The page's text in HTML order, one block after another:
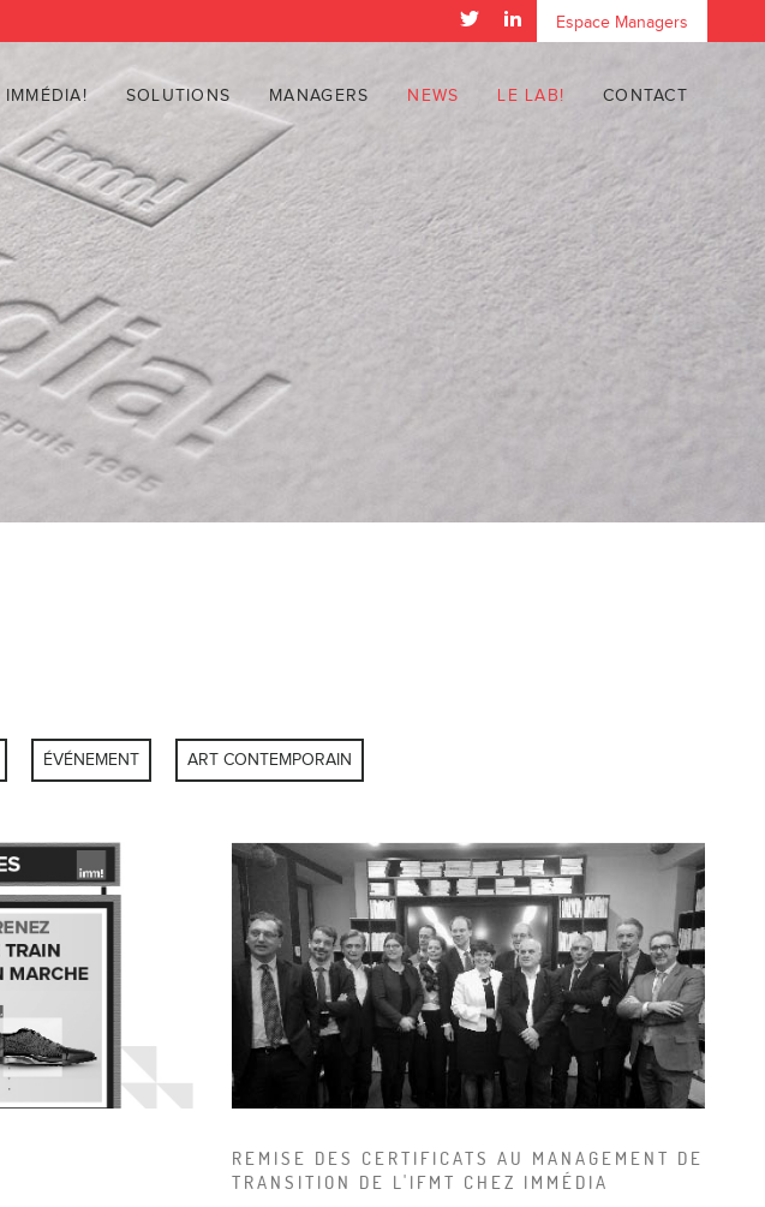
Espace Managers
IMMÉDIA! SOLUTIONS MANAGERS NEWS LE LAB! CONTACT
ÉVÉNEMENT ART CONTEMPORAIN
REMISE DES CERTIFICATS AU MANAGEMENT DE
TRANSITION DE L'IFMT CHEZ IMMÉDIA